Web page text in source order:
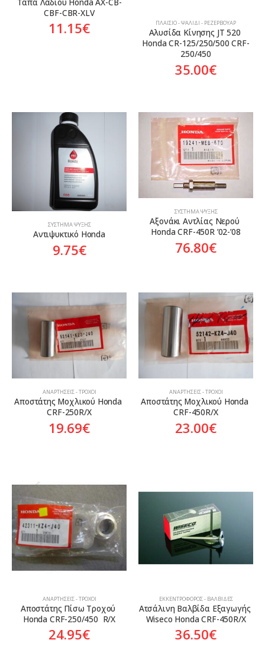
CBF-CBR-XLV
11.15€ ΠΛΑΊΣΙΟ - ΨΑΛΊΔΙ - ΡΕΖΕΡΒΟΥΆΡ
Αλυσίδα Κίνησης JT 520
Honda CR-125/250/500 CRF-
250/450
35.00€
ΣΎΣΤΗΜΑ ΨΎΞΗΣ
Αντιψυκτικό Honda
9.75€
ΣΎΣΤΗΜΑ ΨΎΞΗΣ
Αξονάκι Αντλίας Νερού
Honda CRF-450R ’02-’08
76.80€
ΑΝΑΡΤΉΣΕΙΣ - ΤΡΟΧΟΊ
Αποστάτης Μοχλικού Honda
CRF-250R/X
19.69€
ΑΝΑΡΤΉΣΕΙΣ - ΤΡΟΧΟΊ
Αποστάτης Μοχλικού Honda
CRF-450R/X
23.00€
ΑΝΑΡΤΉΣΕΙΣ - ΤΡΟΧΟΊ
Αποστάτης Πίσω Τροχού
Honda CRF-250/450  R/X
24.95€
ΕΚΚΕΝΤΡΟΦΌΡΟΣ - ΒΑΛΒΊΔΕΣ
Ατσάλινη Βαλβίδα Εξαγωγής
Wiseco Honda CRF-450R/X
36.50€